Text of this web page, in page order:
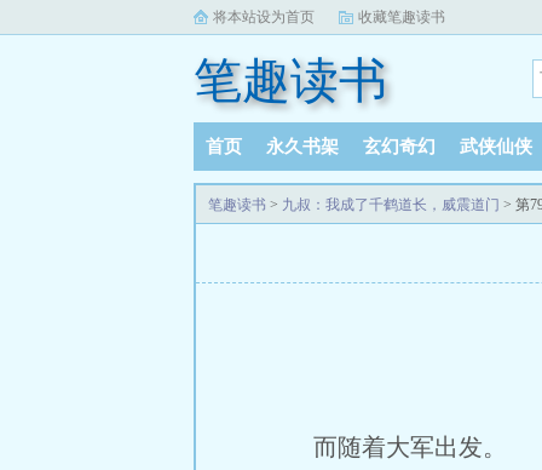
将本站设为首页 收藏笔趣读书
笔趣读书
首页 永久书架 玄幻奇幻 武侠仙侠
笔趣读书 > 九叔：我成了千鹤道长，威震道门 > 第
而随着大军出发。